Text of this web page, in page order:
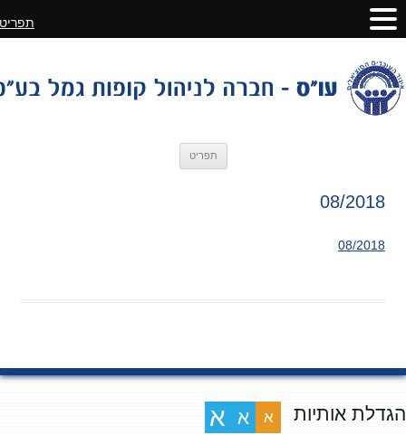
תפריט
08/2018
08/2018
אותיות א א א
תפריט